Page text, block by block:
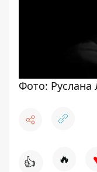
Фото: Руслана
👍 🔥